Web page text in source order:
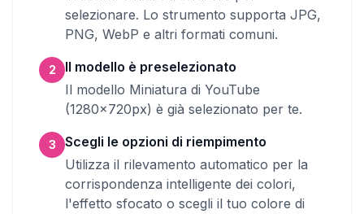
selezionare. Lo strumento supporta JPG,
PNG, WebP e altri formati comuni.
2
Il modello è preselezionato
Il modello Miniatura di YouTube
(1280x720px) è già selezionato per te.
3
Scegli le opzioni di riempimento
Utilizza il rilevamento automatico per la
corrispondenza intelligente dei colori,
l'effetto sfocato o scegli il tuo colore di